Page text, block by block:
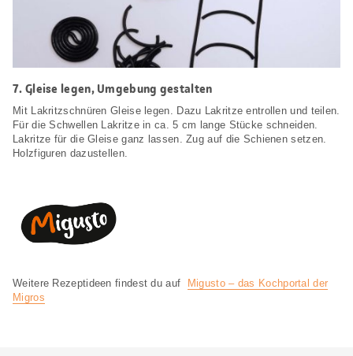
7.Gleise legen, Umgebung gestalten
Mit Lakritzschnüren Gleise legen. Dazu Lakritze entrollen und teilen.
Für die Schwellen Lakritze in ca. 5 cm lange Stücke schneiden.
Lakritze für die Gleise ganz lassen. Zug auf die Schienen setzen.
Holzfiguren dazustellen.
Weitere Rezeptideen findest du auf
Migusto – das Kochportal der
Migros